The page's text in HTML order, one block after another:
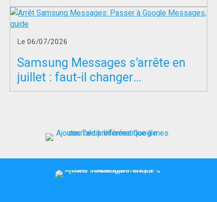
Le 06/07/2026
Samsung Messages s’arrête en
juillet : faut-il changer
d’application SMS ?